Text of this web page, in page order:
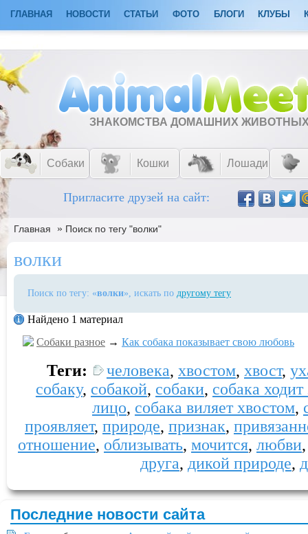
ГЛАВНАЯ НОВОСТИ СТАТЬИ ФОТО БЛОГИ КЛУБЫ
ЗНАКОМСТВА ДОМАШНИХ
Собаки Кошки Лошади
Пригласите друзей на сайт:
Главная » Поиск по тегу "волки"
волки
Поиск по тегу: «волки», искать по другому тегу
Найдено 1 материал
Собаки разное → Как собака показывает свою любовь
Теги: человека, хвостом, хвост,
собаку, собакой, собаки, собака
лицо, собака виляет хвостом,
проявляет, природе, признак,
отношение, облизывать, мочится, любви
друга, дикой природе,
Последние новости сайта